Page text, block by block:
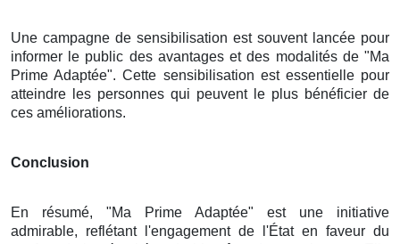
Une campagne de sensibilisation est souvent lancée pour
informer le public des avantages et des modalités de "Ma
Prime Adaptée". Cette sensibilisation est essentielle pour
atteindre les personnes qui peuvent le plus bénéficier de
ces améliorations.
Conclusion
En résumé, "Ma Prime Adaptée" est une initiative
admirable, reflétant l'engagement de l'État en faveur du